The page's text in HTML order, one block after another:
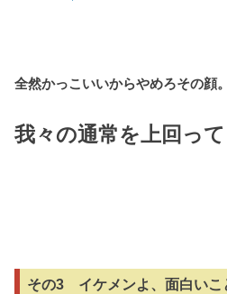
全然かっこいいからやめろその顔。
我々の通常を上回って
その3 イケメンよ、面白いこ